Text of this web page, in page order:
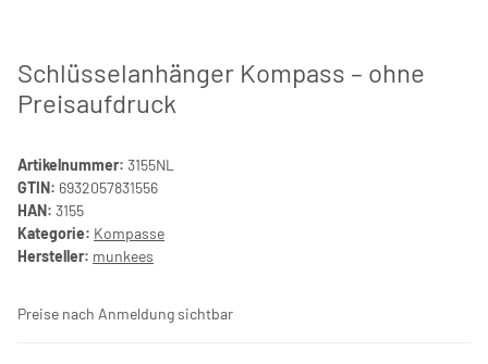
Schlüsselanhänger Kompass – ohne
Preisaufdruck
Artikelnummer: 3155NL
GTIN: 6932057831556
HAN: 3155
Kategorie: Kompasse
Hersteller: munkees
Preise nach Anmeldung sichtbar